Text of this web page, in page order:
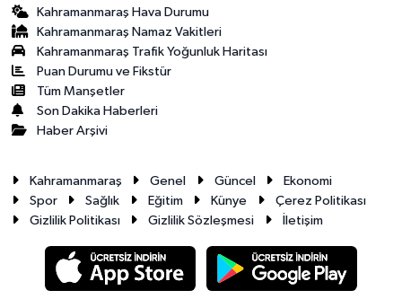
Kahramanmaraş Hava Durumu
Kahramanmaraş Namaz Vakitleri
Kahramanmaraş Trafik Yoğunluk Haritası
Puan Durumu ve Fikstür
Tüm Manşetler
Son Dakika Haberleri
Haber Arşivi
Kahramanmaraş Genel Güncel
Ekonomi
Spor
Sağlık Eğitim Künye
Çerez Politikası
Gizlilik Politikası
Gizlilik Sözleşmesi İletişim